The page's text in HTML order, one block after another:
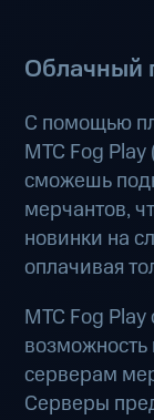
Облачный
С помощью
МТС Fog Play
сможешь
мерчантов,
новинки на
оплачивая
МТС Fog Play
серверам
Серверы